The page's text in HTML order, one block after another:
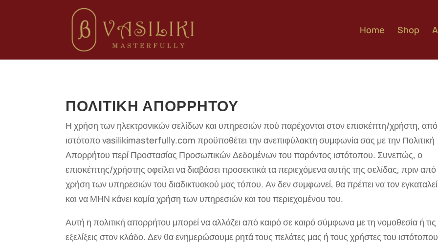
Home Shop
ΠΟΛΙΤΙΚΗ ΑΠΟΡΡΗΤΟΥ
Η χρήση των ηλεκτρονικών σελίδων και υπηρεσιών πού παρέχονται στον επισκέπτη/χρήστη,
ιστότοπο vasilikimasterfully.com προϋποθέτει την ανεπιφύλακτη συμφωνία σας με την Πολιτική
Απορρήτου περί Προστασίας Προσωπικών Δεδομένων του παρόντος ιστότοπου. Συνεπώς, ο
επισκέπτης/χρήστης οφείλει να διαβάσει προσεκτικά τα περιεχόμενα αυτής της σελίδας, πριν από
χρήση των υπηρεσιών του διαδικτυακού μας τόπου. Αν δεν συμφωνεί, θα πρέπει να τον
και να ΜΗΝ κάνει καμία χρήση των υπηρεσιών και του περιεχομένου του.
Αυτή η πολιτική απορρήτου μπορεί να αλλάζει από καιρό σε καιρό σύμφωνα με τη νομοθεσία ή τις
εξελίξεις στον κλάδο. Δεν θα ενημερώσουμε ρητά τους πελάτες μας ή τους χρήστες του ιστότοπου